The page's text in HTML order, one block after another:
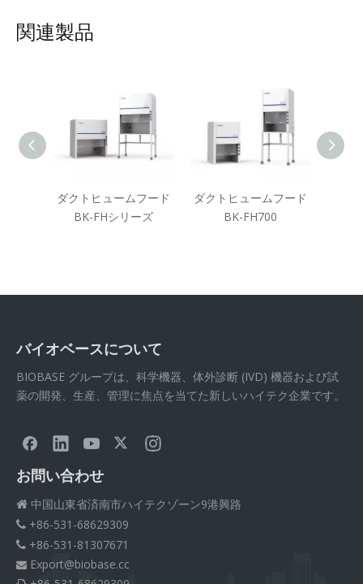
関連製品
ダクトヒュームフード
BK-FHシリーズ
ダクトヒュームフード
BK-FH700
バイオベースについて
BIOBASE グループは、科学機器、体外診断 (IVD) 機器および試
薬の開発、生産、管理に焦点を当てた新しいハイテク企業です。
お問い合わせ
 中国山東省済南市ハイテクゾーン9港興路
 +86-531-68629309
 +86-531-81307671
 Export@biobase.cc